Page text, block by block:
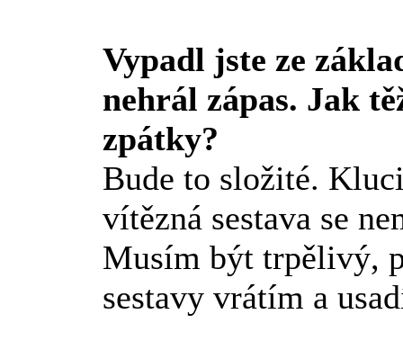
Vypadl jste ze
nehrál zápas. Jak
zpátky?
Bude to složité.
vítězná sestava se
Musím být trpělivý,
sestavy vrátím a